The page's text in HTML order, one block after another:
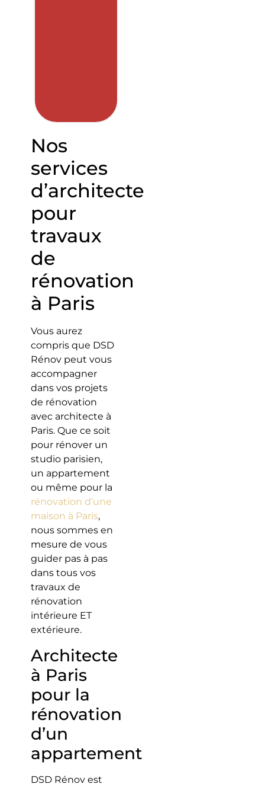
Nos
services
d’architecte
pour
travaux
de
rénovation
à Paris
Vous aurez
compris que DSD
Rénov peut vous
accompagner
dans vos projets
de rénovation
avec architecte à
Paris. Que ce soit
pour rénover un
studio parisien,
un appartement
ou même pour la
rénovation d’une
maison à Paris,
nous sommes en
mesure de vous
guider pas à pas
dans tous vos
travaux de
rénovation
intérieure ET
extérieure.
Architecte
à Paris
pour la
rénovation
d’un
appartement
DSD Rénov est